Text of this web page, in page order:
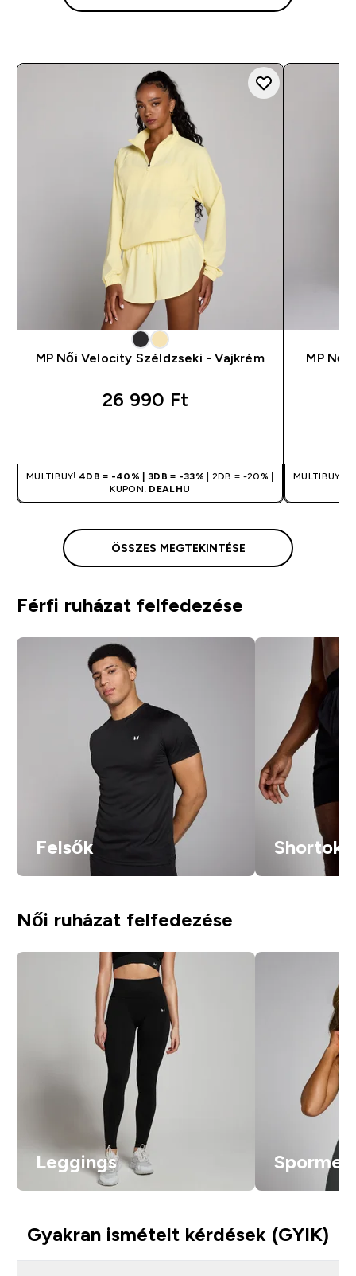
MP Női Velocity Széldzseki - Vajkrém
26 990 Ft‎
MULTIBUY! 4DB = -40% | 3DB = -33% | 2DB = -20% |
KUPON: DEALHU
MP Női
MULTIBUY!
ÖSSZES MEGTEKINTÉSE
Férfi ruházat felfedezése
Felsők Shortok
Női ruházat felfedezése
Leggings
Gyakran ismételt kérdések (GYIK)